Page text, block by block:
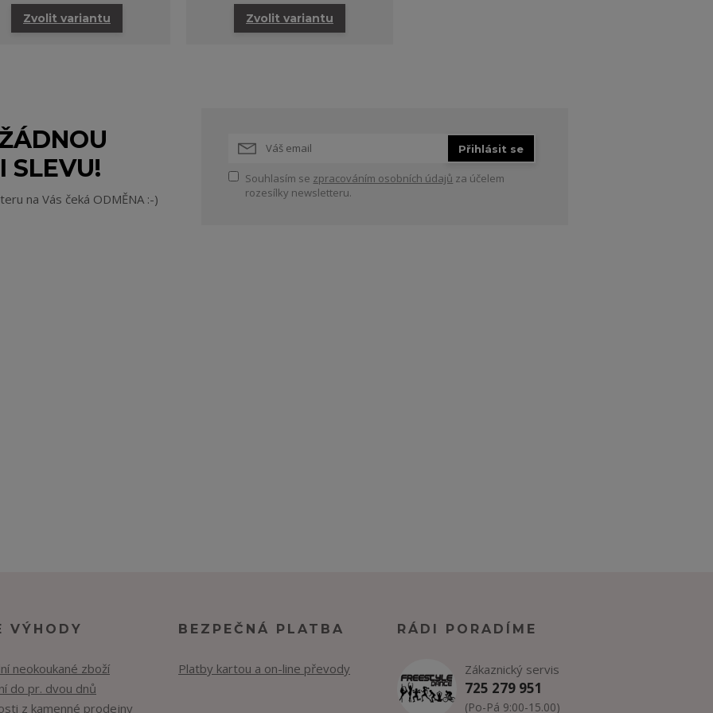
Zvolit variantu Zvolit variantu
SLEVU!
na Vás čeká ODMĚNA :-)
Přihlásit se
Souhlasím se zpracováním osobních údajů za účelem
rozesílky newsletteru.
VÝHODY
neokoukané zboží
do pr. dvou dnů
z kamenné prodejny
BEZPEČNÁ PLATBA
Platby kartou a on-line převody
RÁDI PORADÍME
Zákaznický servis
725 279 951
(Po-Pá 9:00-15.00)